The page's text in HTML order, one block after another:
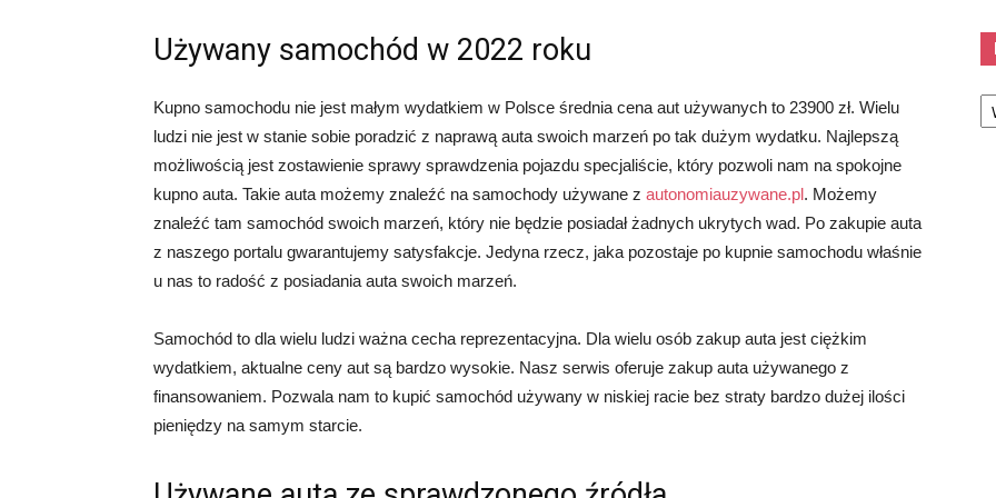
Używany samochód w 2022 roku
Kupno samochodu nie jest małym wydatkiem w Polsce średnia cena aut używanych to 23900 zł. Wielu
ludzi nie jest w stanie sobie poradzić z naprawą auta swoich marzeń po tak dużym wydatku. Najlepszą
możliwością jest zostawienie sprawy sprawdzenia pojazdu specjaliście, który pozwoli nam na spokojne
kupno auta. Takie auta możemy znaleźć na samochody używane z autonomiauzywane.pl. Możemy
znaleźć tam samochód swoich marzeń, który nie będzie posiadał żadnych ukrytych wad. Po zakupie auta
z naszego portalu gwarantujemy satysfakcje. Jedyna rzecz, jaka pozostaje po kupnie samochodu właśnie
u nas to radość z posiadania auta swoich marzeń.
Samochód to dla wielu ludzi ważna cecha reprezentacyjna. Dla wielu osób zakup auta jest ciężkim
wydatkiem, aktualne ceny aut są bardzo wysokie. Nasz serwis oferuje zakup auta używanego z
finansowaniem. Pozwala nam to kupić samochód używany w niskiej racie bez straty bardzo dużej ilości
pieniędzy na samym starcie.